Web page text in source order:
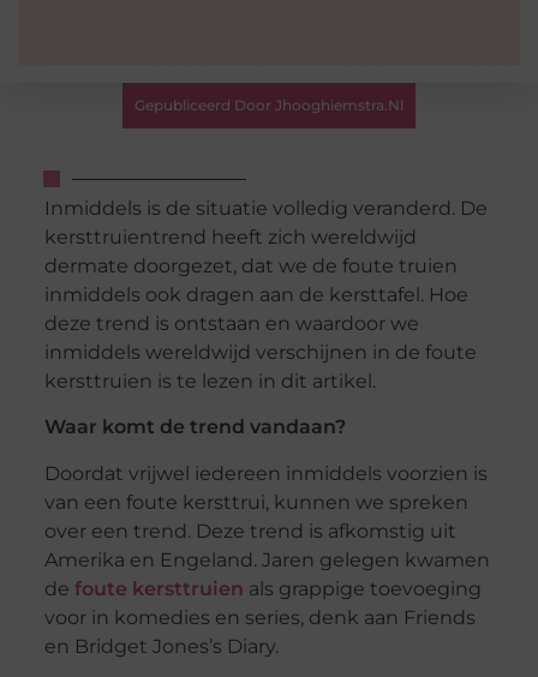
Gepubliceerd Door Jhooghiemstra.nl
Inmiddels is de situatie volledig veranderd. De
kersttruientrend heeft zich wereldwijd
dermate doorgezet, dat we de foute truien
inmiddels ook dragen aan de kersttafel. Hoe
deze trend is ontstaan en waardoor we
inmiddels wereldwijd verschijnen in de foute
kersttruien is te lezen in dit artikel.
Waar komt de trend vandaan?
Doordat vrijwel iedereen inmiddels voorzien is
van een foute kersttrui, kunnen we spreken
over een trend. Deze trend is afkomstig uit
Amerika en Engeland. Jaren gelegen kwamen
de foute kersttruien als grappige toevoeging
voor in komedies en series, denk aan Friends
en Bridget Jones’s Diary.